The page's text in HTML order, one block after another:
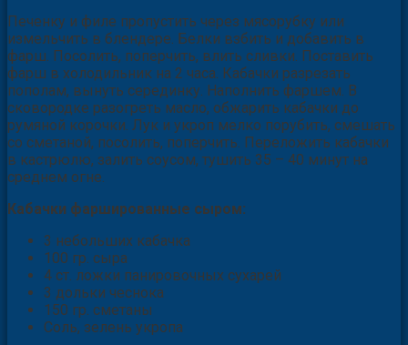
Печенку и филе пропустить через мясорубку или
измельчить в блендере. Белки взбить и добавить в
фарш. Посолить, поперчить, влить сливки. Поставить
фарш в холодильник на 2 часа. Кабачки разрезать
пополам, вынуть серединку. Наполнить фаршем. В
сковородке разогреть масло, обжарить кабачки до
румяной корочки. Лук и укроп мелко порубить, смешать
со сметаной, посолить, поперчить. Переложить кабачки
в кастрюлю, залить соусом, тушить 35 – 40 минут на
среднем огне.
Кабачки фаршированные сыром:
3 небольших кабачка
100 гр. сыра
4 ст. ложки панировочных сухарей
3 дольки чеснока
150 гр. сметаны
Соль, зелень укропа